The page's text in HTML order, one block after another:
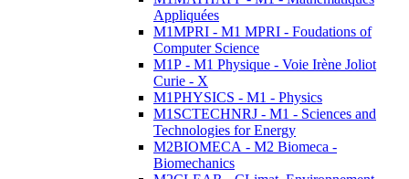
Appliquées
M1MPRI - M1 MPRI - Foudations of
Computer Science
M1P - M1 Physique - Voie Irène Joliot
Curie - X
M1PHYSICS - M1 - Physics
M1SCTECHNRJ - M1 - Sciences and
Technologies for Energy
M2BIOMECA - M2 Biomeca -
Biomechanics